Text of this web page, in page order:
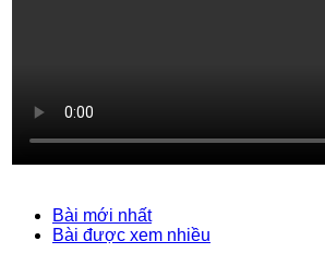
Bài mới nhất
Bài được xem nhiều